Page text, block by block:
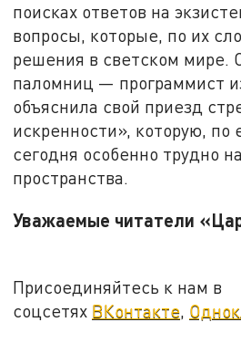
поисках ответов на
вопросы, которые, по их
решения в светском мире.
паломниц — программист
объяснила свой приезд
искренности», которую,
сегодня особенно трудно
пространства.
Уважаемые читатели
Присоединяйтесь к нам в
соцсетях ВКонтакте